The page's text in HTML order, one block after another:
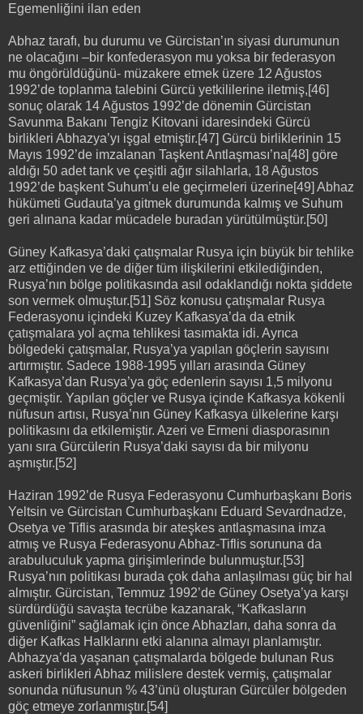
Egemenliğini ilan eden
Abhaz tarafı, bu durumu ve Gürcistan’ın siyasi durumunun
ne olacağını –bir konfederasyon mu yoksa bir federasyon
mu öngörüldüğünü- müzakere etmek üzere 12 Ağustos
1992’de toplanma talebini Gürcü yetkililerine iletmiş,[46]
sonuç olarak 14 Ağustos 1992’de dönemin Gürcistan
Savunma Bakanı Tengiz Kitovani idaresindeki Gürcü
birlikleri Abhazya’yı işgal etmiştir.[47] Gürcü birliklerinin 15
Mayıs 1992’de imzalanan Taşkent Antlaşması’na[48] göre
aldığı 50 adet tank ve çeşitli ağır silahlarla, 18 Ağustos
1992’de başkent Suhum’u ele geçirmeleri üzerine[49] Abhaz
hükümeti Gudauta’ya gitmek durumunda kalmış ve Suhum
geri alınana kadar mücadele buradan yürütülmüştür.[50]
Güney Kafkasya’daki çatışmalar Rusya için büyük bir tehlike
arz ettiğinden ve de diğer tüm ilişkilerini etkilediğinden,
Rusya’nın bölge politikasında asıl odaklandığı nokta şiddete
son vermek olmuştur.[51] Söz konusu çatışmalar Rusya
Federasyonu içindeki Kuzey Kafkasya’da da etnik
çatışmalara yol açma tehlikesi tasımakta idi. Ayrıca
bölgedeki çatışmalar, Rusya’ya yapılan göçlerin sayısını
artırmıştır. Sadece 1988-1995 yılları arasında Güney
Kafkasya’dan Rusya’ya göç edenlerin sayısı 1,5 milyonu
geçmiştir. Yapılan göçler ve Rusya içinde Kafkasya kökenli
nüfusun artısı, Rusya’nın Güney Kafkasya ülkelerine karşı
politikasını da etkilemiştir. Azeri ve Ermeni diasporasının
yanı sıra Gürcülerin Rusya’daki sayısı da bir milyonu
aşmıştır.[52]
Haziran 1992’de Rusya Federasyonu Cumhurbaşkanı Boris
Yeltsin ve Gürcistan Cumhurbaşkanı Eduard Sevardnadze,
Osetya ve Tiflis arasında bir ateşkes antlaşmasına imza
atmış ve Rusya Federasyonu Abhaz-Tiflis sorununa da
arabuluculuk yapma girişimlerinde bulunmuştur.[53]
Rusya’nın politikası burada çok daha anlaşılması güç bir hal
almıştır. Gürcistan, Temmuz 1992’de Güney Osetya’ya karşı
sürdürdüğü savaşta tecrübe kazanarak, “Kafkasların
güvenliğini” sağlamak için önce Abhazları, daha sonra da
diğer Kafkas Halklarını etki alanına almayı planlamıştır.
Abhazya’da yaşanan çatışmalarda bölgede bulunan Rus
askeri birlikleri Abhaz milislere destek vermiş, çatışmalar
sonunda nüfusunun % 43’ünü oluşturan Gürcüler bölgeden
göç etmeye zorlanmıştır.[54]